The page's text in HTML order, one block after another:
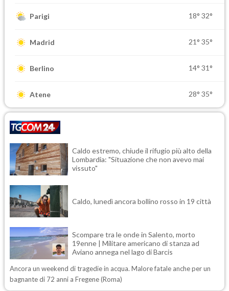
Parigi 18° 32°
Madrid 21° 35°
Berlino 14° 31°
Atene 28° 35°
Caldo estremo, chiude il rifugio più alto della
Lombardia: "Situazione che non avevo mai
vissuto"
Caldo, lunedì ancora bollino rosso in 19 città
Scompare tra le onde in Salento, morto
19enne | Militare americano di stanza ad
Aviano annega nel lago di Barcis
Ancora un weekend di tragedie in acqua. Malore fatale anche per un
bagnante di 72 anni a Fregene (Roma)